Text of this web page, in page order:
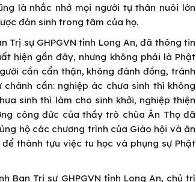
là nhắc nhở mọi người tự thân nuôi lớn
đản sinh trong tâm của họ.
Trị sự GHPGVN tỉnh Long An, đã thông tin
hiện gần đây, nhưng không phải là Phật
cần cẩn thận, không đánh đồng, tránh
cần: nghiệp ác chưa sinh thì không
sinh thì làm cho sinh khởi, nghiệp thiện
công đức của thầy trò chùa Ân Thọ đã
hộ các chương trình của Giáo hội và ân
thành tựu việc tu học và phụng sự Phật
Ban Trị sự GHPGVN tỉnh Long An, chủ trì